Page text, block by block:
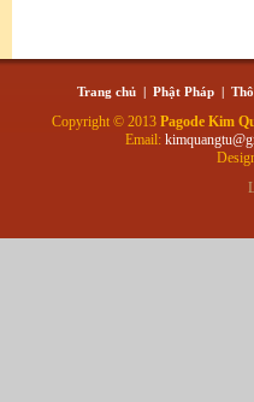
Trang chủ | Phật Pháp |
Copyright © 2013 Pagode Kim
Email: